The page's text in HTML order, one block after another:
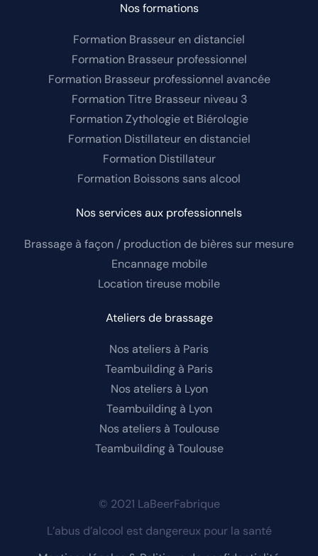
Nos formations
Formation Brasseur en distanciel
Formation Brasseur professionnel
Formation Brasseur professionnel avancée
Formation Titre Brasseur niveau 3
Formation Zythologie et Biérologie
Formation Distillateur en distanciel
Formation Distillateur
Formation Boissons sans alcool
Nos services aux professionnels
Brassage à façon / production de bières sur mesure
Encannage mobile
Location tireuse mobile
Ateliers de brassage
Nos ateliers à Paris
Teambuilding à Paris
Nos ateliers à Lyon
Teambuilding à Lyon
Nos ateliers à Toulouse
Teambuilding à Toulouse
© 2021 LaBeerFabrique
L’abus d’alcool est dangereux pour la santé